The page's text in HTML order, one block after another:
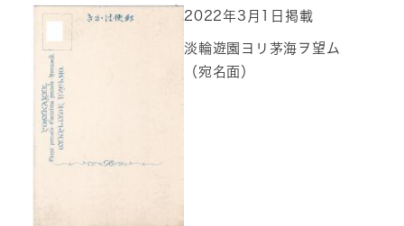
2022年3月1日掲載
淡輪遊園ヨリ茅海ヲ望ム
（宛名面）